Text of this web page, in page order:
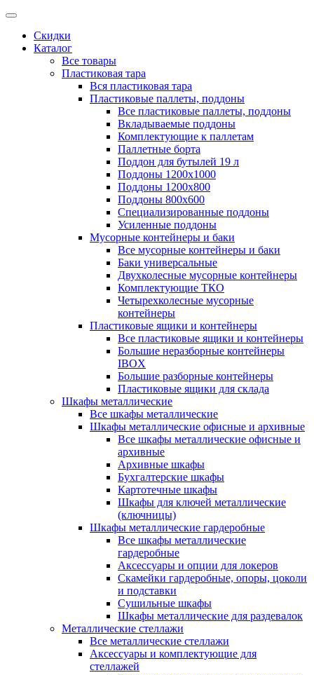
Скидки
Каталог
Все товары
Пластиковая тара
Вся пластиковая тара
Пластиковые паллеты, поддоны
Все пластиковые паллеты, поддоны
Вкладываемые поддоны
Комплектующие к паллетам
Паллетные борта
Поддон для бутылей 19 л
Поддоны 1200х1000
Поддоны 1200х800
Поддоны 800х600
Специализированные поддоны
Усиленные поддоны
Мусорные контейнеры и баки
Все мусорные контейнеры и баки
Баки универсальные
Двухколесные мусорные контейнеры
Комплектующие ТКО
Четырехколесные мусорные
контейнеры
Пластиковые ящики и контейнеры
Все пластиковые ящики и контейнеры
Большие неразборные контейнеры
IBOX
Большие разборные контейнеры
Пластиковые ящики для склада
Шкафы металлические
Все шкафы металлические
Шкафы металлические офисные и архивные
Все шкафы металлические офисные и
архивные
Архивные шкафы
Бухгалтерские шкафы
Картотечные шкафы
Шкафы для ключей металлические
(ключницы)
Шкафы металлические гардеробные
Все шкафы металлические
гардеробные
Аксессуары и опции для локеров
Скамейки гардеробные, опоры, цоколи
и подставки
Сушильные шкафы
Шкафы металлические для раздевалок
Металлические стеллажи
Все металлические стеллажи
Аксессуары и комплектующие для
стеллажей